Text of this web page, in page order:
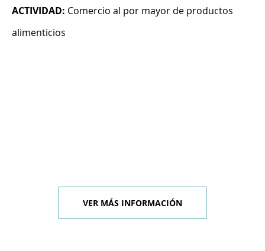
ACTIVIDAD: Comercio al por mayor de productos
alimenticios
VER MÁS INFORMACIÓN